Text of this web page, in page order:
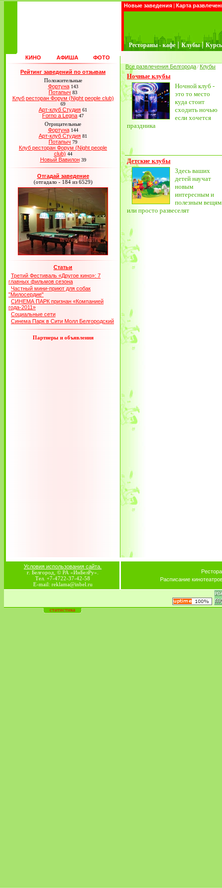
Новые заведения | Карта
Рестораны - кафе | Клубы |
КИНО АФИША ФОТО
Рейтинг заведений по отзывам
Положительные
Фортуна 143
Потапыч 83
Клуб ресторан Форум (Night people club)
69
Арт-клуб Студия 61
Forno a Legna 47
Отрицательные
Фортуна 144
Арт-клуб Студия 81
Потапыч 79
Клуб ресторан Форум (Night people
club) 44
Новый Вавилон 39
Отгадай заведение
(отгадало - 184 из 6529)
Статьи
Третий Фестиваль «Другое кино»: 7
главных фильмов сезона
Частный мини-приют для собак
"Милосердие"
СИНЕМА ПАРК признан «Компанией
года-2011»
Социальные сети
Синема Парк в Сити Молл Белгородский
Партнеры и объявления
Все развлечения Белгорода / Клубы
Ночные клубы
Ночной клуб -
это то место
куда стоит
сходить ночью
если хочется
праздника
Детские клубы
Здесь ваших
детей научат
новым
интересным и
полезным вещям
или просто развеселят
Условия использования сайта.
г. Белгород, © РА «ИнБелРу».
Тел. +7-4722-37-42-58
E-mail: reklama@inbel.ru
Расписание
статистика